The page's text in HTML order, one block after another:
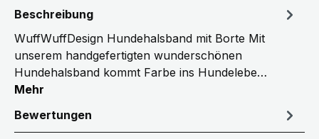
Beschreibung
WuffWuffDesign Hundehalsband mit Borte Mit
unserem handgefertigten wunderschönen
Hundehalsband kommt Farbe ins Hundelebe…
Mehr
Bewertungen